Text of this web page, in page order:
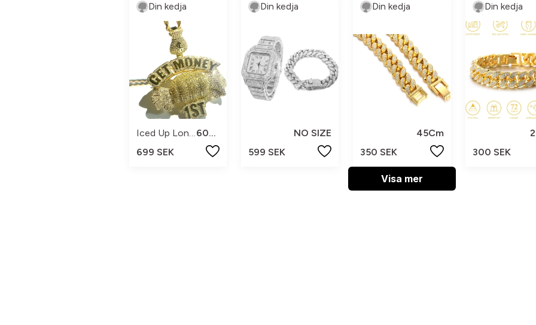
Din kedja
60CM
699 SEK
Din kedja
NO SIZE
599 SEK
Din kedja
45Cm
350 SEK
Din kedja
300 SEK
Visa mer